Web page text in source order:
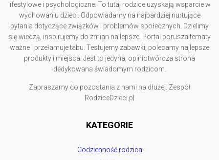
lifestylowe i psychologiczne. To tutaj rodzice uzyskają wsparcie w
wychowaniu dzieci. Odpowiadamy na najbardziej nurtujące
pytania dotyczące związków i problemów społecznych. Dzielimy
się wiedzą, inspirujemy do zmian na lepsze. Portal porusza tematy
ważne i przełamuje tabu. Testujemy zabawki, polecamy najlepsze
produkty i miejsca. Jest to jedyna, opiniotwórcza strona
dedykowana świadomym rodzicom.
Zapraszamy do pozostania z nami na dłużej. Zespół
RodziceDzieci.pl
KATEGORIE
Codzienność rodzica